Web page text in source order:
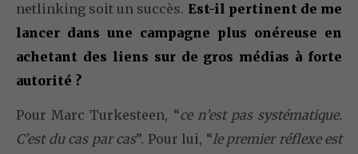
netlinking soit un succès. Est-il pertinent de me
lancer dans une campagne plus onéreuse en
achetant des liens sur de gros médias à forte
autorité ?
Pour Marc Turkesteen, “ce n’est pas systématique.
C’est du cas par cas”. Pour lui, “le premier réflexe est